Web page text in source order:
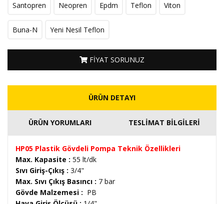
Santopren
Neopren Epdm Teflon Viton
Buna-N Yeni Nesil Teflon
FİYAT SORUNUZ
ÜRÜN DETAYI
ÜRÜN YORUMLARI TESLİMAT BİLGİLERİ
HP05 Plastik Gövdeli Pompa Teknik Özellikleri
Max. Kapasite : 55 lt/dk
Sıvı Giriş-Çıkış : 3/4"
Max. Sıvı Çıkış Basıncı : 7 bar
Gövde Malzemesi : PB